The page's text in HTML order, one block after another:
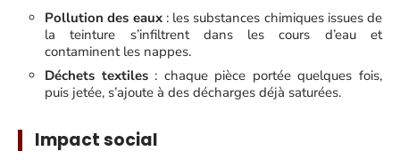
Pollution des eaux: les substances chimiques issues de
la teinture s’infiltrent dans les cours d’eau et
contaminent les nappes.
Déchets textiles: chaque pièce portée quelques fois,
puis jetée, s’ajoute à des décharges déjà saturées.
Impact social